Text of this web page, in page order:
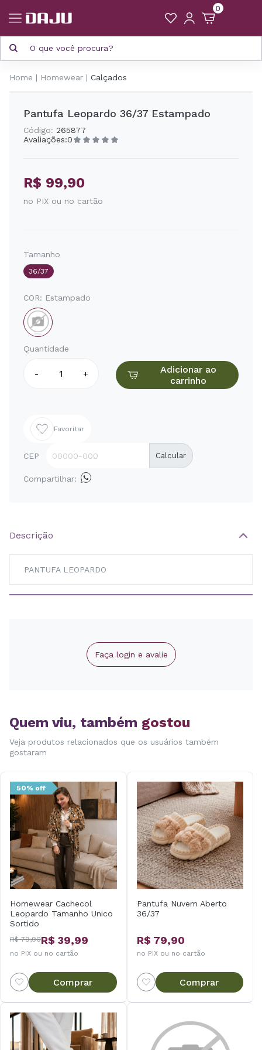
0
Home Homewear Calçados
Pantufa Leopardo 36/37 Estampado
Código: 265877
Avaliações:0
R$ 99,90
no PIX ou no cartão
Tamanho
36/37
COR: Estampado
Quantidade
- +
Adicionar ao
carrinho
Favoritar
CEP Calcular
Compartilhar:
Descrição
PANTUFA LEOPARDO
Faça login e avalie
Quem viu, também gostou
Veja produtos relacionados que os usuários também
gostaram
50% off
Homewear Cachecol
Leopardo Tamanho Unico
Sortido
R$ 79,90R$ 39,99
no PIX ou no cartão
Comprar
Pantufa Nuvem Aberto
36/37
R$ 79,90
no PIX ou no cartão
Comprar